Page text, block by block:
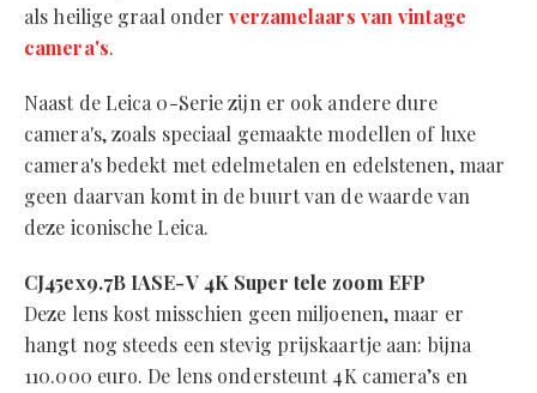
als heilige graal onderverzamelaars van vintage
camera's.
Naast de Leica 0-Serie zijn er ook andere dure
camera's, zoals speciaal gemaakte modellen of luxe
camera's bedekt met edelmetalen en edelstenen, maar
geen daarvan komt in de buurt van de waarde van
deze iconische Leica.
CJ45ex9.7B IASE-V 4K Super tele zoom EFP
Deze lens kost misschien geen miljoenen, maar er
hangt nog steeds een stevig prijskaartje aan: bijna
110.000 euro. De lens ondersteunt 4K camera’s en